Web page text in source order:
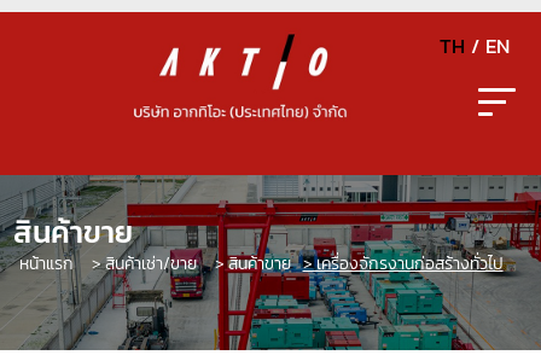
TH / EN
สินค้าขาย
หน้าแรก > สินค้าเช่า/ขาย > สินค้าขาย > เครื่องจักรงานก่อสร้างทั่วไป